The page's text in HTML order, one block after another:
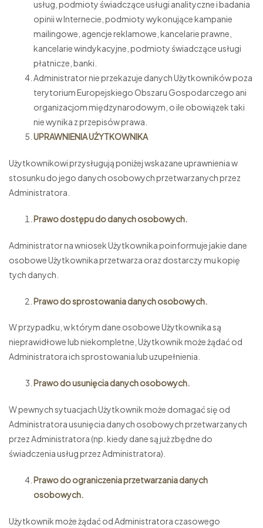
usług, podmioty świadczące usługi analityczne i badania
opinii w Internecie, podmioty wykonujące kampanie
mailingowe, agencje reklamowe, kancelarie prawne,
kancelarie windykacyjne, podmioty świadczące usługi
płatnicze, banki.
Administrator nie przekazuje danych Użytkowników poza
terytorium Europejskiego Obszaru Gospodarczego ani
organizacjom międzynarodowym, o ile obowiązek taki
nie wynika z przepisów prawa.
UPRAWNIENIA UŻYTKOWNIKA
Użytkownikowi przysługują poniżej wskazane uprawnienia w
stosunku do jego danych osobowych przetwarzanych przez
Administratora.
Prawo dostępu do danych osobowych.
Administrator na wniosek Użytkownika poinformuje jakie dane
osobowe Użytkownika przetwarza oraz dostarczy mu kopię
tych danych.
Prawo do sprostowania danych osobowych.
W przypadku, w którym dane osobowe Użytkownika są
nieprawidłowe lub niekompletne, Użytkownik może żądać od
Administratora ich sprostowania lub uzupełnienia.
Prawo do usunięcia danych osobowych.
W pewnych sytuacjach Użytkownik może domagać się od
Administratora usunięcia danych osobowych przetwarzanych
przez Administratora (np. kiedy dane są już zbędne do
świadczenia usług przez Administratora).
Prawo do ograniczenia przetwarzania danych
osobowych.
Użytkownik może żądać od Administratora czasowego